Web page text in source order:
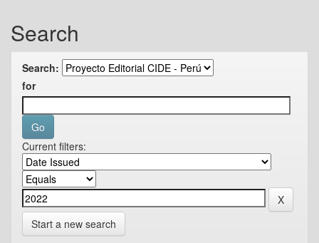
Search
Search:
for
Current filters:
Start a new search